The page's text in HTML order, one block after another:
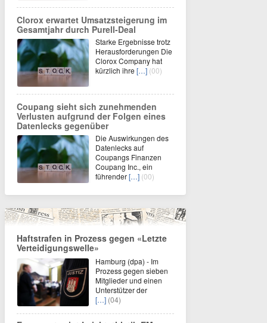
Clorox erwartet Umsatzsteigerung im
Gesamtjahr durch Purell-Deal
Starke Ergebnisse trotz
Herausforderungen Die
Clorox Company hat
kürzlich ihre […] (00)
Coupang sieht sich zunehmenden
Verlusten aufgrund der Folgen eines
Datenlecks gegenüber
Die Auswirkungen des
Datenlecks auf
Coupangs Finanzen
Coupang Inc., ein
führender[…] (00)
Haftstrafen in Prozess gegen «Letzte
Verteidigungswelle»
Hamburg (dpa) - Im
Prozess gegen sieben
Mitglieder und einen
Unterstützer der
[…] (04)